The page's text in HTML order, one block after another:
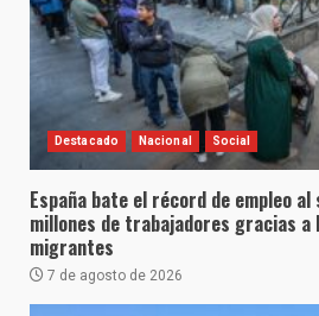
Destacado Nacional Social
España bate el récord de empleo
millones de trabajadores gracias a
migrantes
7 de agosto de 2026